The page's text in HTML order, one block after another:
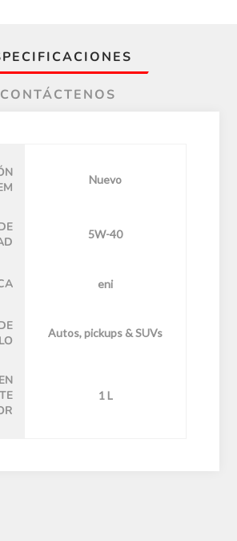
CONTÁCTENOS
Nuevo
5W-40
eni
Autos, pickups & SUVs
1 L